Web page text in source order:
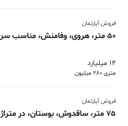
فروش آپارتمان
14 میلیارد
متری 280 میلیون
فروش آپارتمان